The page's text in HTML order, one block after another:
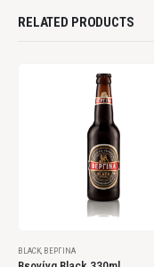
RELATED PRODUCTS
BLACK, ΒΕΡΓΊΝΑ